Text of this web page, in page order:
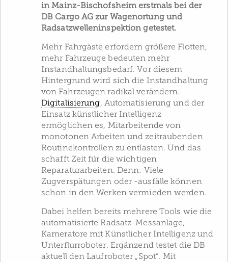
in Mainz-Bischofsheim erstmals bei der
DB Cargo AG zur Wagenortung und
Radsatzwelleninspektion getestet.
Mehr Fahrgäste erfordern größere Flotten,
mehr Fahrzeuge bedeuten mehr
Instandhaltungsbedarf. Vor diesem
Hintergrund wird sich die Instandhaltung
von Fahrzeugen radikal verändern.
Digitalisierung, Automatisierung und der
Einsatz künstlicher Intelligenz
ermöglichen es, Mitarbeitende von
monotonen Arbeiten und zeitraubenden
Routinekontrollen zu entlasten. Und das
schafft Zeit für die wichtigen
Reparaturarbeiten. Denn: Viele
Zugverspätungen oder -ausfälle können
schon in den Werken vermieden werden.
Dabei helfen bereits mehrere Tools wie die
automatisierte Radsatz-Messanlage,
Kameratore mit Künstlicher Intelligenz und
Unterflurroboter. Ergänzend testet die DB
aktuell den Laufroboter „Spot“. Mit